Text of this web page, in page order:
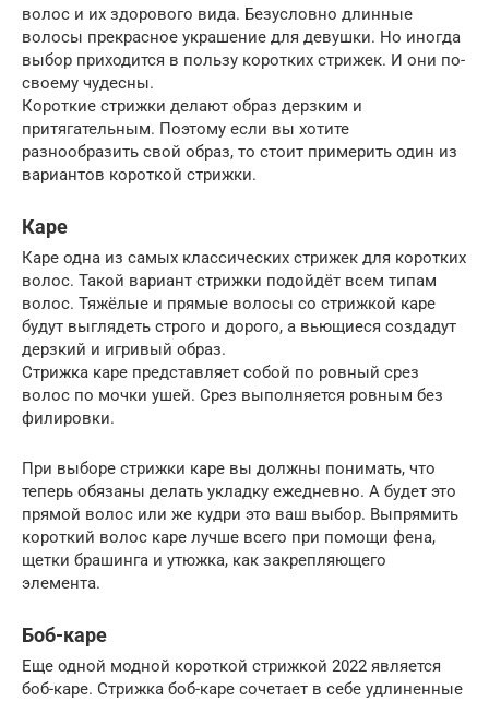
волос и их здорового вида. Безусловно длинные
волосы прекрасное украшение для девушки. Но иногда
выбор приходится в пользу коротких стрижек. И они по-
своему чудесны.
Короткие стрижки делают образ дерзким и
притягательным. Поэтому если вы хотите
разнообразить свой образ, то стоит примерить один из
вариантов короткой стрижки.
Каре
Каре одна из самых классических стрижек для коротких
волос. Такой вариант стрижки подойдёт всем типам
волос. Тяжёлые и прямые волосы со стрижкой каре
будут выглядеть строго и дорого, а вьющиеся создадут
дерзкий и игривый образ.
Стрижка каре представляет собой по ровный срез
волос по мочки ушей. Срез выполняется ровным без
филировки.
При выборе стрижки каре вы должны понимать, что
теперь обязаны делать укладку ежедневно. А будет это
прямой волос или же кудри это ваш выбор. Выпрямить
короткий волос каре лучше всего при помощи фена,
щетки брашинга и утюжка, как закрепляющего
элемента.
Боб-каре
Еще одной модной короткой стрижкой 2022 является
боб-каре. Стрижка боб-каре сочетает в себе удлиненные